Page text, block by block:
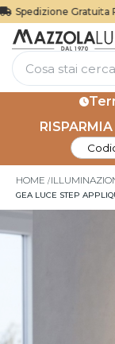
Spedizione Gratuita
HOME
GEA LUCE STEP